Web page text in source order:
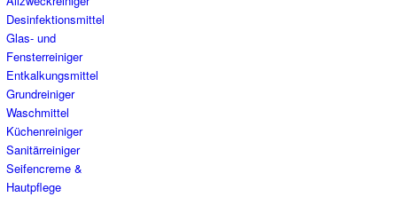
Desinfektionsmittel
Glas- und
Fensterreiniger
Entkalkungsmittel
Grundreiniger
Waschmittel
Küchenreiniger
Sanitärreiniger
Seifencreme &
Hautpflege